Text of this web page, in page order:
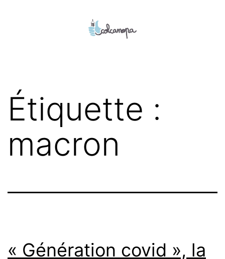
Étiquette :
macron
« Génération covid », la